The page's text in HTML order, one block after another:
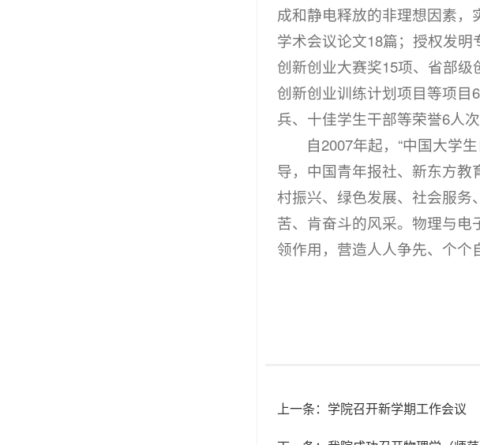
成和静电释放的非理想因素，
学术会议论文18篇；授权发
创新创业大赛奖15项、省部
创新创业训练计划项目等项
兵、十佳学生干部等荣誉6人次
自2007年起，“中国大学
导，中国青年报社、新东方教
村振兴、绿色发展、社会服
苦、肯奋斗的风采。物理与电
领作用，营造人人争先、个个
上一条： 学院召开新学期工作会议